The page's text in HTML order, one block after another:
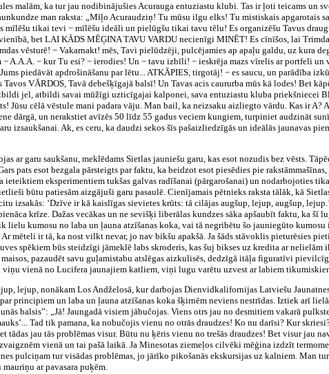
malām, ka tur jau nodibinājušies Acurauga entuziastu klubi. Tas ir ļoti teicams un
man raksta: „Mīļo Acuraudziņ! Tu mūsu ilgu elks! Tu mistiskais apgarotais
tikai tevi − mīlēšu ideāli un pielūgšu tikai tavu tēlu! Es organizēšu Tavus
bet LAI KĀDS MĒĢINA TAVU VARDU necienīgi MINĒT! Es cīnīšos, lai
vēsturē! − Vakarnakt! mēs, Tavi pielūdzēji, pulcējamies ap apaļu galdu, uz kura
− A.A.A. − kur Tu esi? − ierodies! Un − tavu izbīli! − ieskrēja mazs vīrelis ar portfeli
piedāvāt apdrošināšanu par lētu... ATKĀPIES, tirgotāj! − es saucu, un parādība
VĀRDOS, Tavā debešķīgajā balsī! Un Tavas acis caururba mūs kā lodes! Bet
jel, atbildi savai mūžīgi uzticīgajai kalponei, sava entuziastu kluba priekšniecei
Jūsu cēlā vēstule mani padara vāju. Man bail, ka neizsaku aizliegto vārdu. Kas ir A?
dārgā, un nerakstiet avīzēs 50 līdz 55 gadus veciem kungiem, turpiniet audzināt
izsaukšanai. Ak, es ceru, ka daudzi sekos šīs pašaizliedzīgās un ideālās jaunavas
ar garu saukšanu, meklēdams Sietlas jauniešu garu, kas esot nozudis bez vēsts.
pats esot bezgala pārsteigts par faktu, ka beidzot esot piesēdies pie
ieteiktiem eksperimentiem tukšas galvas radīšanai (pārgarošanai) un nodarbojoties
būtu patiesām aizgājuši garu pasaulē. Cienījamais pētnieks raksta tālāk, kā
izsakās: ‘Dzīve ir kā kaislīgas sievietes krūts: tā cilājas augšup, lejup, augšup,
krīze. Dažas vecākas un ne sevišķi liberālas kundzes sāka apšaubīt faktu, ka šī
lielu kumosu no laba un ļauna atzīšanas koka, vai tā negribētu šo jauniegūto
mēteli ir tā, ka nost vilkt nevar, jo nav bikšu apakšā. Ja šāds stāvoklis pieturēsies
spēkiem būs steidzīgi jāmeklē labs skroderis, kas šuj bikses uz kredita ar nelielām
pazaudēt savu guļamistabu atslēgas aizkulisēs, dedzīgā itāļa figuratīvi
viņu vienā no Lucifera jaunajiem katliem, viņi lugu varētu uzvest ar labiem
lejup, nonākam Los Andželosā, kur darbojas Dienvidkalifornijas Latviešu
principiem un laba un ļauna atzīšanas koka šķirnēm neviens nestrīdas. Iztiek arī
balsis”: „Jā! Jaungadā visiem jābučojas. Viens otrs jau no desmitiem vakarā
Tad tik pamana, ka nobučojis vienu no otrās draudzes! Ko nu darīsi? Kur
tādas jau tās problēmas visur. Būtu nu ķēris vienu no trešās draudzes! Bet visur jau
vienā un tai pašā laikā. Ja Minesotas ziemeļos cilvēki mēģina izdzīt
pulciņam tur visādas problēmas, jo jārīko pikošanās ekskursijas uz kalniem. Man
ar pavasara puķēm.